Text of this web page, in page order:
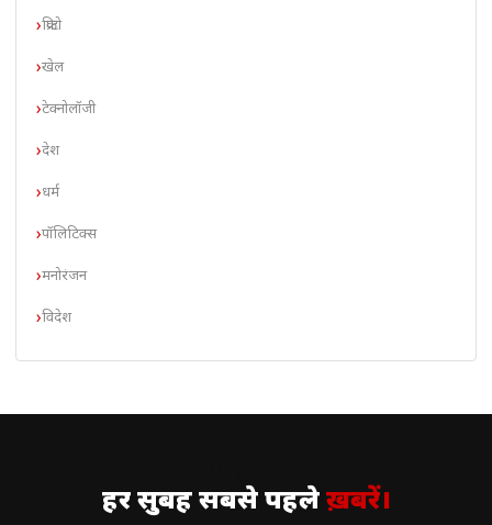
क्रिप्टो
खेल
टेक्नोलॉजी
देश
धर्म
पॉलिटिक्स
मनोरंजन
विदेश
हर सुबह सबसे पहलेख़बरें।